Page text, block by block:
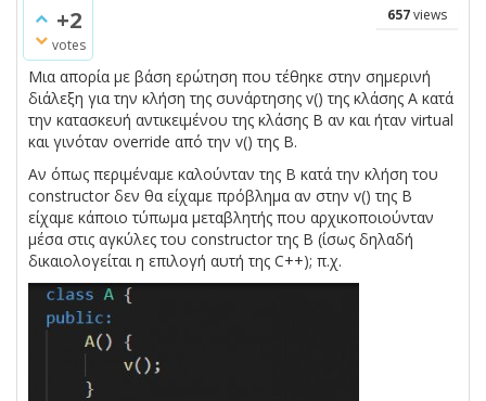
+2
votes
657views
Μια απορία με βάση ερώτηση που τέθηκε στην σημερινή
διάλεξη για την κλήση της συνάρτησης v() της κλάσης Α κατά
την κατασκευή αντικειμένου της κλάσης Β αν και ήταν virtual
και γινόταν override από την v() της Β.
Αν όπως περιμέναμε καλούνταν της Β κατά την κλήση του
constructor δεν θα είχαμε πρόβλημα αν στην v() της Β
είχαμε κάποιο τύπωμα μεταβλητής που αρχικοποιούνταν
μέσα στις αγκύλες του constructor της Β (ίσως δηλαδή
δικαιολογείται η επιλογή αυτή της C++); π.χ.